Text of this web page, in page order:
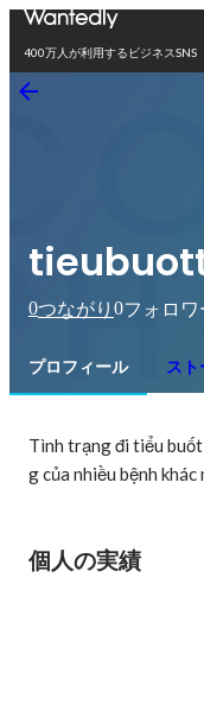
400万人が利用するビジネスSNS
0つながり 0フォロワ
プロフィール ス
Tình trạng đi tiểu
g của nhiều bệnh khác
個人の実績